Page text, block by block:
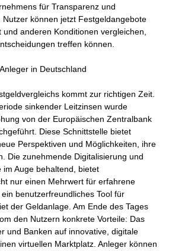
für Transparenz und
Nutzer können jetzt Festgeldangebote
anderen Konditionen vergleichen,
treffen können.
in Deutschland
kommt zur richtigen Zeit.
sinkender Leitzinsen wurde
von der Europäischen Zentralbank
Diese Schnittstelle bietet
Perspektiven und Möglichkeiten, ihre
Die zunehmende Digitalisierung und
Auge behaltend, bietet
nur einen Mehrwert für erfahrene
benutzerfreundliches Tool für
der Geldanlage. Am Ende des Tages
den Nutzern konkrete Vorteile: Das
und Banken auf innovative, digitale
virtuellen Marktplatz. Anleger können